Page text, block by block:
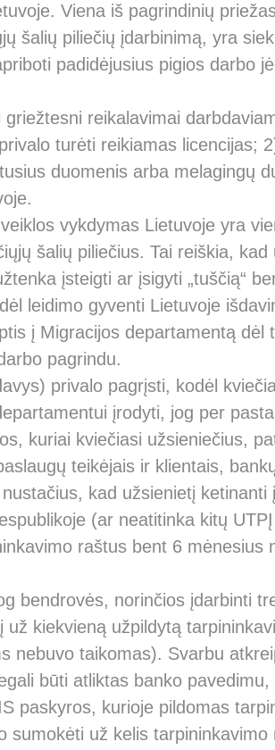
Viena iš pagrindinių
šalių piliečių įdarbinimą, yra
padidėjusius pigios darbo
reikalavimai
turėti reikiamas licencijas;
duomenis arba melagingų
vykdymas Lietuvoje yra
šalių piliečius. Tai reiškia,
įsteigti ar įsigyti „tuščią“
leidimo gyventi Lietuvoje
į Migracijos departamentą dėl
pagrindu.
privalo pagrįsti, kodėl
įrodyti, jog per
kuriai kviečiasi užsieniečius,
teikėjais ir klientais,
kad užsienietį
(ar neatitinka kitų
raštus bent 6 mėnesius
bendrovės, norinčios įdarbinti
už kiekvieną užpildytą
nebuvo taikomas). Svarbu
būti atliktas banko
paskyros, kurioje pildomas
sumokėti už kelis